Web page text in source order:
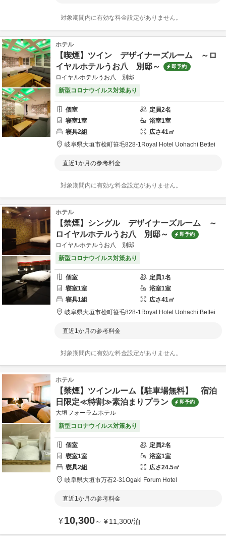
対象期間内に有効な料金設定がありません。
ホテル
【喫煙】ツイン デザイナーズルーム ～ロ
イヤルホテルうお八 別邸～
即予約
ロイヤルホテルうお八 別邸
新型コロナウイルス対策あり
個室 定員2名
寝室1室 浴室1室
寝具2組 広さ41㎡
岐阜県大垣市桧町笹毛828-1 Royal Hotel Uohachi Bettei
直近1か月の参考料金
対象期間内に有効な料金設定がありません。
ホテル
【禁煙】シングル デザイナーズルーム ～
ロイヤルホテルうお八 別邸～
即予約
ロイヤルホテルうお八 別邸
新型コロナウイルス対策あり
個室 定員1名
寝室1室 浴室1室
寝具1組 広さ41㎡
岐阜県大垣市桧町笹毛828-1 Royal Hotel Uohachi Bettei
直近1か月の参考料金
対象期間内に有効な料金設定がありません。
ホテル
【禁煙】ツインルーム【駐車場無料】 宿泊
日限定≪特割≫素泊まりプラン
即予約
大垣フォーラムホテル
新型コロナウイルス対策あり
個室 定員2名
寝室1室 浴室1室
寝具2組 広さ24.5㎡
岐阜県大垣市万石2-31Ogaki Forum Hotel
直近1か月の参考料金
¥10,300～ ¥11,300/泊